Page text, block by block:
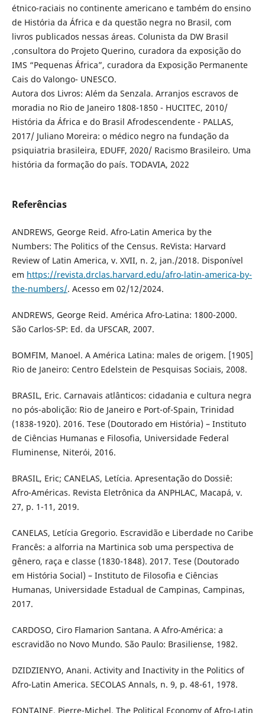
étnico-raciais no continente americano e também do ensino
de História da África e da questão negra no Brasil, com
livros publicados nessas áreas. Colunista da DW Brasil
,consultora do Projeto Querino, curadora da exposição do
IMS “Pequenas África”, curadora da Exposição Permanente
Cais do Valongo- UNESCO.
Autora dos Livros: Além da Senzala. Arranjos escravos de
moradia no Rio de Janeiro 1808-1850 - HUCITEC, 2010/
História da África e do Brasil Afrodescendente - PALLAS,
2017/ Juliano Moreira: o médico negro na fundação da
psiquiatria brasileira, EDUFF, 2020/ Racismo Brasileiro. Uma
história da formação do país. TODAVIA, 2022
Referências
ANDREWS, George Reid. Afro-Latin America by the
Numbers: The Politics of the Census. ReVista: Harvard
Review of Latin America, v. XVII, n. 2, jan./2018. Disponível
em https://revista.drclas.harvard.edu/afro-latin-america-by-
the-numbers/. Acesso em 02/12/2024.
ANDREWS, George Reid. América Afro-Latina: 1800-2000.
São Carlos-SP: Ed. da UFSCAR, 2007.
BOMFIM, Manoel. A América Latina: males de origem. [1905]
Rio de Janeiro: Centro Edelstein de Pesquisas Sociais, 2008.
BRASIL, Eric. Carnavais atlânticos: cidadania e cultura negra
no pós-abolição: Rio de Janeiro e Port-of-Spain, Trinidad
(1838-1920). 2016. Tese (Doutorado em História) – Instituto
de Ciências Humanas e Filosofia, Universidade Federal
Fluminense, Niterói, 2016.
BRASIL, Eric; CANELAS, Letícia. Apresentação do Dossiê:
Afro-Américas. Revista Eletrônica da ANPHLAC, Macapá, v.
27, p. 1-11, 2019.
CANELAS, Letícia Gregorio. Escravidão e Liberdade no Caribe
Francês: a alforria na Martinica sob uma perspectiva de
gênero, raça e classe (1830-1848). 2017. Tese (Doutorado
em História Social) – Instituto de Filosofia e Ciências
Humanas, Universidade Estadual de Campinas, Campinas,
2017.
CARDOSO, Ciro Flamarion Santana. A Afro-América: a
escravidão no Novo Mundo. São Paulo: Brasiliense, 1982.
DZIDZIENYO, Anani. Activity and Inactivity in the Politics of
Afro-Latin America. SECOLAS Annals, n. 9, p. 48-61, 1978.
FONTAINE, Pierre-Michel. The Political Economy of Afro-Latin